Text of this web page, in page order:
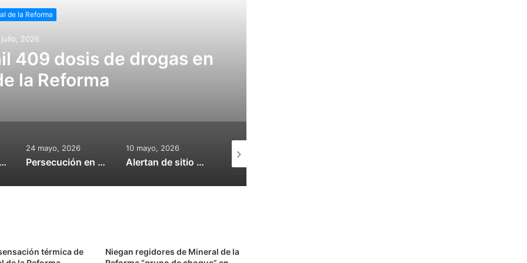
de la Reforma
julio, 2026
409 dosis de drogas en
la Reforma
Gobierno de Hidalgo impulsa la cultura, la infraestructura y el deporte
24 mayo, 2026
Persecución en Mineral de la Reforma: detienen a 5 presuntos “huachicoleros”
10 mayo, 2026
Alertan de sitio web falso para pago de predial en Mineral de la Reforma
térmica de
Niegan regidores de Mineral de la